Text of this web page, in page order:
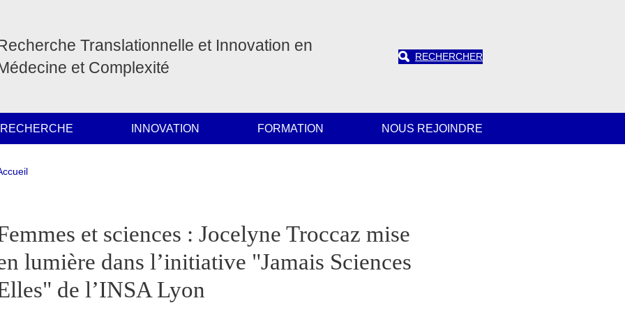
Translationnelle et Innovation en
et Complexité
RECHERCHER
RECHERCHE INNOVATION FORMATION NOUS REJOINDRE
d'Ariane
Sidebaret sciences : Jocelyne Troccaz mise
lumière dans l’initiative "Jamais Sciences
de l’INSA Lyon